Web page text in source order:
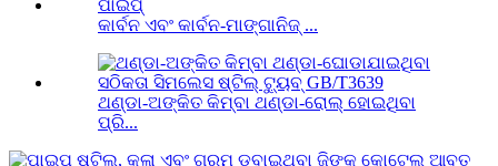
କାର୍ବନ ଏବଂ କାର୍ବନ-ମାଙ୍ଗାନିଜ୍ ...
ଥଣ୍ଡା-ଅଙ୍କିତ କିମ୍ବା ଥଣ୍ଡା-ରୋଲ୍ ହୋଇଥିବା
ପ୍ରି...